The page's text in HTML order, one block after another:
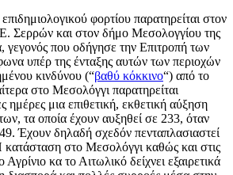
φορτίου παρατηρείται στον
Σερρών και στον δήμο Μεσολογγίου της
που οδήγησε την Επιτροπή των
υπέρ της ένταξης αυτών των περιοχών
κινδύνου (“βαθύ κόκκινο“) από το
στο Μεσολόγγι παρατηρείται
ημέρες μια επιθετική, εκθετική αύξηση
τα οποία έχουν αυξηθεί σε 233, όταν
Έχουν δηλαδή σχεδόν πενταπλασιαστεί
στο Μεσολόγγι καθώς και στις
κα το Αιτωλικό δείχνει εξαιρετικά